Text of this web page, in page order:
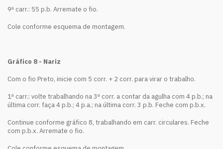
9ª carr.: 55 p.b. Arremate o fio.
Cole conforme esquema de montagem.
Gráfico 8 - Nariz
Com o fio Preto, inicie com 5 corr. + 2 corr. para virar o trabalho.
1ª carr.: volte trabalhando na 3ª corr. a contar da agulha com 4 p.b.; na
última corr. faça 4 p.b.; 4 p.a.; na última corr. 3 p.b. Feche com p.b.x.
Continue conforme gráfico 8, trabalhando em carr. circulares. Feche
com p.b.x. Arremate o fio.